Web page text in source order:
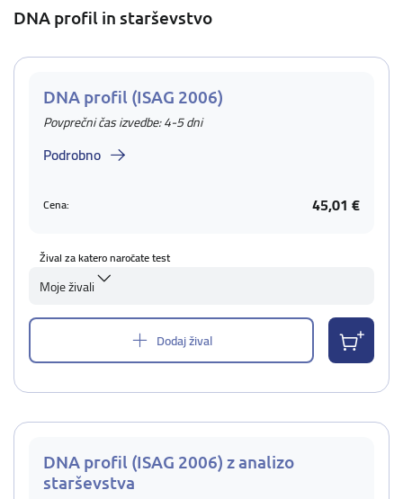
DNA profil in starševstvo
DNA profil (ISAG 2006)
Povprečni čas izvedbe: 4-5 dni
Podrobno
Cena: 45,01 €
Žival za katero naročate test
Moje živali
Dodaj žival
DNA profil (ISAG 2006) z analizo
starševstva